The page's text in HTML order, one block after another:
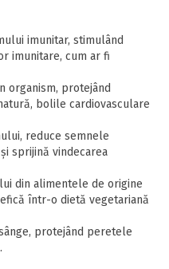
imunitar, stimulând
imunitare, cum ar fi
organism, protejând
bolile cardiovasculare
reduce semnele
sprijină vindecarea
din alimentele de origine
într-o dietă vegetariană
protejând peretele